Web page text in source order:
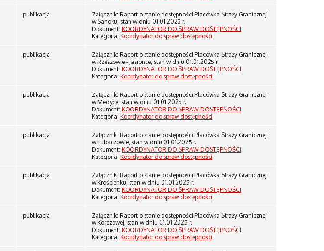
publikacja
Załącznik: Raport o stanie dostępności Placówka Straży Granicznej
w Sanoku, stan w dniu 01.01.2025 r.
Dokument: KOORDYNATOR DO SPRAW DOSTĘPNOŚCI
Kategoria: Koordynator do spraw dostępności
publikacja
Załącznik: Raport o stanie dostępności Placówka Straży Granicznej
w Rzeszowie - Jasionce, stan w dniu 01.01.2025 r.
Dokument: KOORDYNATOR DO SPRAW DOSTĘPNOŚCI
Kategoria: Koordynator do spraw dostępności
publikacja
Załącznik: Raport o stanie dostępności Placówka Straży Granicznej
w Medyce, stan w dniu 01.01.2025 r.
Dokument: KOORDYNATOR DO SPRAW DOSTĘPNOŚCI
Kategoria: Koordynator do spraw dostępności
publikacja
Załącznik: Raport o stanie dostępności Placówka Straży Granicznej
w Lubaczowie, stan w dniu 01.01.2025 r.
Dokument: KOORDYNATOR DO SPRAW DOSTĘPNOŚCI
Kategoria: Koordynator do spraw dostępności
publikacja
Załącznik: Raport o stanie dostępności Placówka Straży Granicznej
w Krościenku, stan w dniu 01.01.2025 r.
Dokument: KOORDYNATOR DO SPRAW DOSTĘPNOŚCI
Kategoria: Koordynator do spraw dostępności
publikacja
Załącznik: Raport o stanie dostępności Placówka Straży Granicznej
w Korczowej, stan w dniu 01.01.2025 r.
Dokument: KOORDYNATOR DO SPRAW DOSTĘPNOŚCI
Kategoria: Koordynator do spraw dostępności